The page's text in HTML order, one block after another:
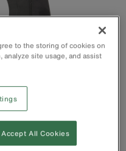
to the storing of cookies on
site usage, and assist
Accept All Cookies